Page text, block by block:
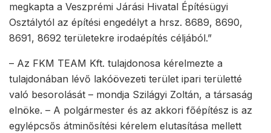
megkapta a Veszprémi Járási Hivatal Építésügyi
Osztálytól az építési engedélyt a hrsz. 8689, 8690,
8691, 8692 területekre irodaépítés céljából.”
– Az FKM TEAM Kft. tulajdonosa kérelmezte a
tulajdonában lévő lakóövezeti terület ipari területté
való besorolását – mondja Szilágyi Zoltán, a társaság
elnöke. – A polgármester és az akkori főépítész is az
egylépcsős átminősítési kérelem elutasítása mellett